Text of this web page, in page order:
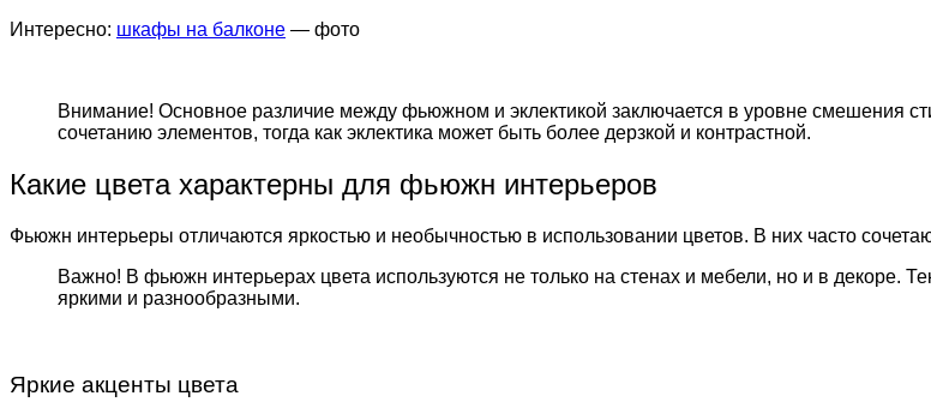
Интересно: шкафы на балконе — фото
Внимание! Основное различие между фьюжном и эклектикой заключается в уровне смешения
сочетанию элементов, тогда как эклектика может быть более дерзкой и контрастной.
Какие цвета характерны для фьюжн интерьеров
Фьюжн интерьеры отличаются яркостью и необычностью в использовании цветов. В них часто
Важно! В фьюжн интерьерах цвета используются не только на стенах и мебели, но и в декоре.
яркими и разнообразными.
Яркие акценты цвета